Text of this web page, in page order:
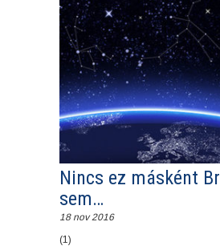
Nincs ez másként
sem…
18 nov 2016
(1)